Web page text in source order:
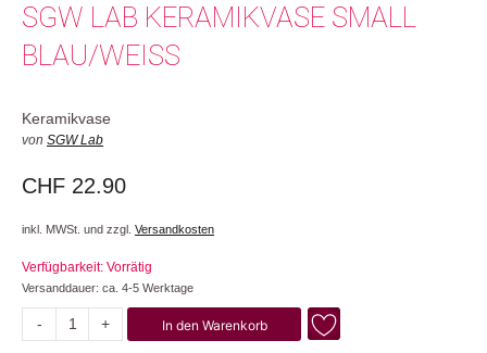
SGW LAB KERAMIKVASE SMALL
BLAU/WEISS
Keramikvase
von SGW Lab
CHF 22.90
inkl. MWSt. und zzgl. Versandkosten
Verfügbarkeit: Vorrätig
Versanddauer: ca. 4-5 Werktage
- + In den Warenkorb